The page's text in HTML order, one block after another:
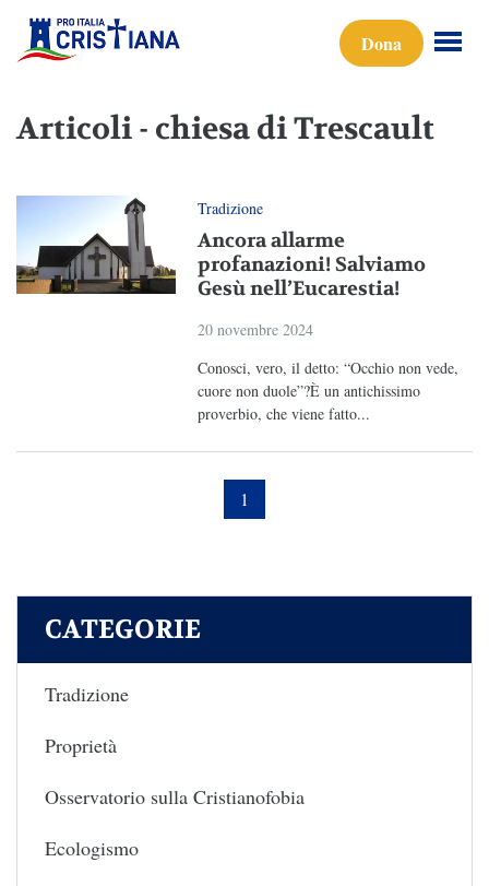
Dona
Articoli - chiesa di Trescault
Tradizione
Ancora allarme
profanazioni! Salviamo
Gesù nell’Eucarestia!
20 novembre 2024
Conosci, vero, il detto: “Occhio non vede,
cuore non duole”?È un antichissimo
proverbio, che viene fatto...
1
CATEGORIE
Tradizione
Proprietà
Osservatorio sulla Cristianofobia
Ecologismo